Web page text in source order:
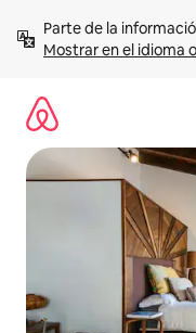
contenidoMostrar en el idioma